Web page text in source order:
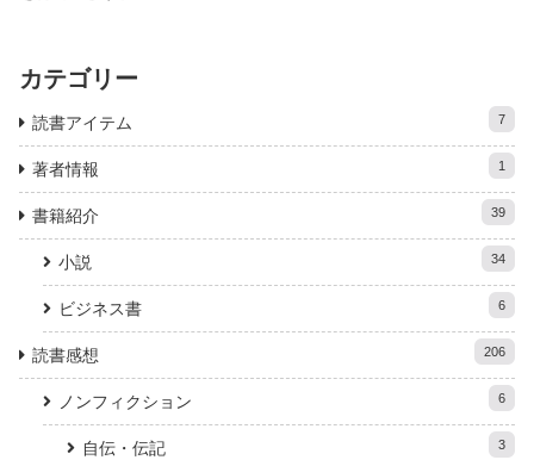
カテゴリー
読書アイテム 7
著者情報 1
書籍紹介 39
小説 34
ビジネス書 6
読書感想 206
ノンフィクション 6
自伝・伝記 3